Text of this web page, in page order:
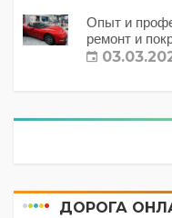
Опыт и
ремонт и
ДОРОГА